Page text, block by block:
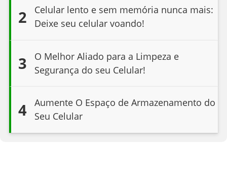
2
Celular lento e sem memória nunca mais:
Deixe seu celular voando!
3
O Melhor Aliado para a Limpeza e
Segurança do seu Celular!
4
Aumente O Espaço de Armazenamento do
Seu Celular